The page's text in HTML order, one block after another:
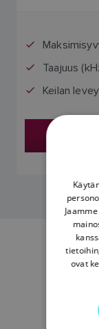
Taajuus
Keilan
ovat